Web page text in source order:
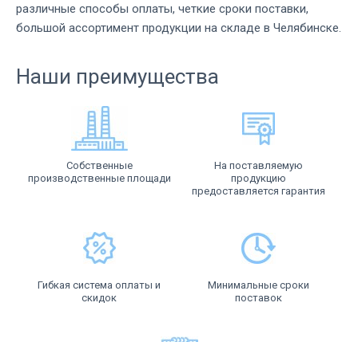
различные способы оплаты, четкие сроки поставки,
большой ассортимент продукции на складе в Челябинске.
Наши преимущества
Собственные
производственные площади
На поставляемую
продукцию
предоставляется гарантия
Гибкая система оплаты и
скидок
Минимальные сроки
поставок